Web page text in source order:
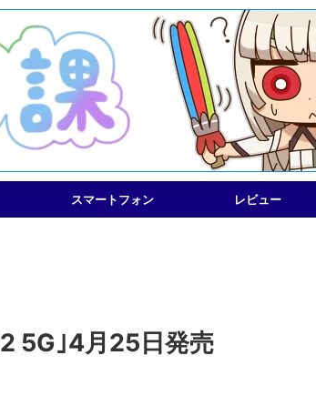
スマートフォン レビュー
5G｣4月25日発売